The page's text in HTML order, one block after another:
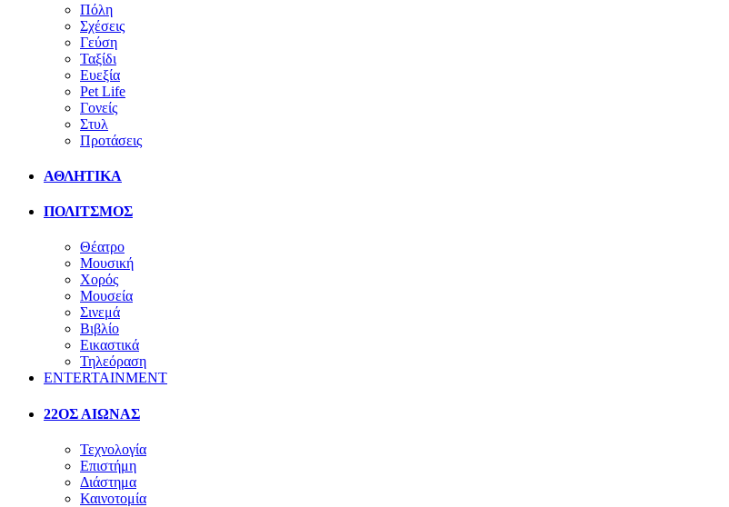
Πόλη
Σχέσεις
Γεύση
Ταξίδι
Ευεξία
Pet Life
Γονείς
Στυλ
Προτάσεις
ΑΘΛΗΤΙΚΑ
ΠΟΛΙΤΣΜΟΣ
Θέατρο
Μουσική
Χορός
Μουσεία
Σινεμά
Βιβλίο
Εικαστικά
Τηλεόραση
ENTERTAINMENT
22ΟΣ ΑΙΩΝΑΣ
Τεχνολογία
Επιστήμη
Διάστημα
Καινοτομία